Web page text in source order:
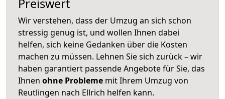
Preiswert
Wir verstehen, dass der Umzug an sich schon
stressig genug ist, und wollen Ihnen dabei
helfen, sich keine Gedanken über die Kosten
machen zu müssen. Lehnen Sie sich zurück – wir
haben garantiert passende Angebote für Sie, das
Ihnen ohne Probleme mit Ihrem Umzug von
Reutlingen nach Ellrich helfen kann.